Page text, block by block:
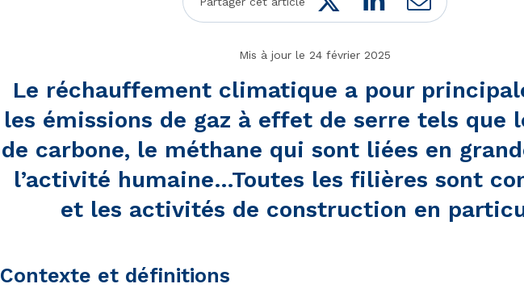
Mis à jour le 24 février 2025
Le réchauffement climatique a pour
les émissions de gaz à effet de serre tels que
de carbone, le méthane qui sont liées en
l’activité humaine…Toutes les filières sont
et les activités de construction en
Contexte et définitions